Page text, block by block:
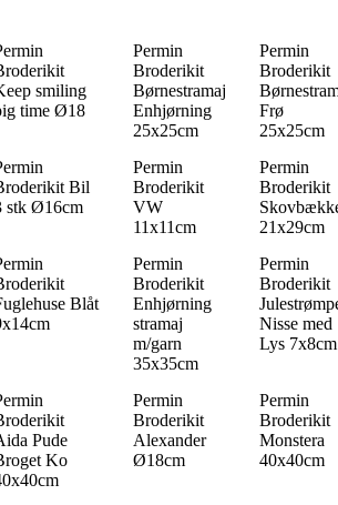
smiling
time Ø18
Permin
Broderikit
Børnestramaj
Enhjørning
25x25cm
Permin
Broderikit
Frø
25x25cm
Bil
stk Ø16cm
Permin
Broderikit
VW
11x11cm
Permin
Broderikit
21x29cm
Blåt
Permin
Broderikit
Enhjørning
stramaj
m/garn
35x35cm
Permin
Broderikit
Nisse med
Lys 7x8cm
Pude
Ko
Permin
Broderikit
Alexander
Ø18cm
Permin
Broderikit
Monstera
40x40cm